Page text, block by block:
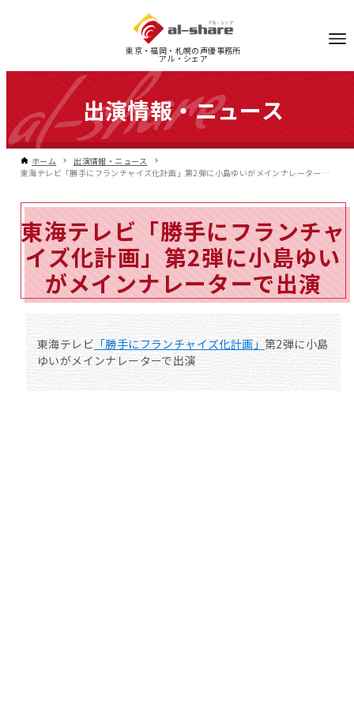
東京・福岡・札幌の声優事務所
アル・シェア
出演情報・ニュース
ホーム
出演情報・ニュース
東海テレビ「勝手にフランチャイズ化計画」第2弾に小島ゆいがメインナレーターで出演
東海テレビ「勝手にフランチャ
イズ化計画」第2弾に小島ゆい
がメインナレーターで出演
東海テレビ 「勝手にフランチャイズ化計画」 第2弾に小島
ゆいがメインナレーターで出演